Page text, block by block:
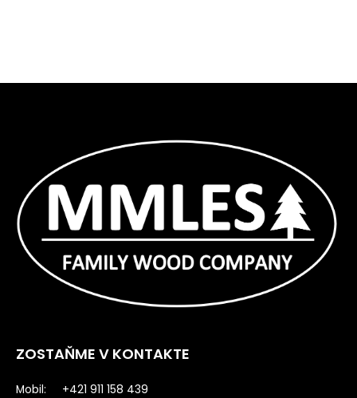
ZOSTAŇME V KONTAKTE
Mobil: +421 911 158 439